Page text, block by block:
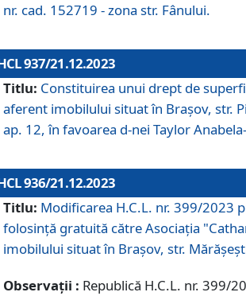
nr. cad. 152719 - zona str. Fânului.
937/21.12.2023
Titlu: Constituirea unui drept de
aferent imobilului situat în Brașov, str.
ap. 12, în favoarea d-nei Taylor
936/21.12.2023
Titlu: Modificarea H.C.L. nr. 399/2023
folosinţă gratuită către Asociaţia
imobilului situat în Braşov, str.
Observații : Republică H.C.L. nr. 399/